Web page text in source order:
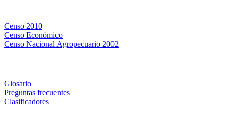
Censo 2010
Censo Económico
Censo Nacional Agropecuario 2002
Glosario
Preguntas frecuentes
Clasificadores